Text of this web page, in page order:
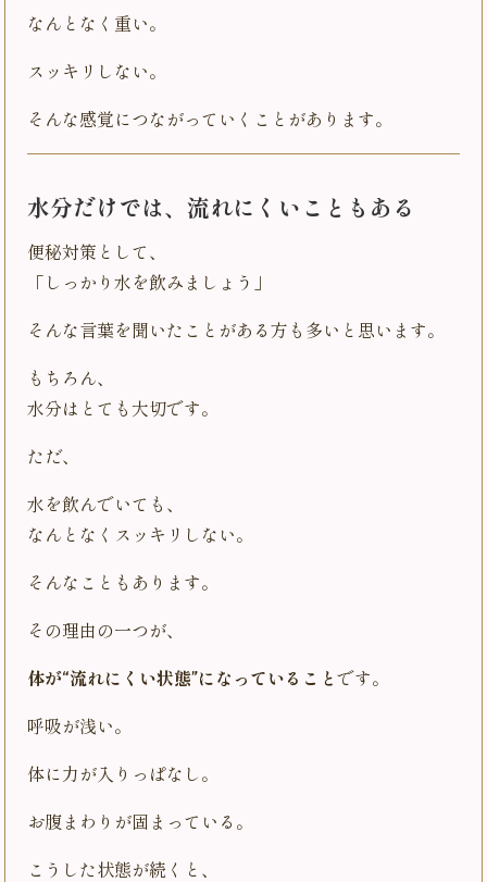
なんとなく重い。
スッキリしない。
そんな感覚につながっていくことがあります。
水分だけでは、流れにくいこともある
便秘対策として、
「しっかり水を飲みましょう」
そんな言葉を聞いたことがある方も多いと思います。
もちろん、
水分はとても大切です。
ただ、
水を飲んでいても、
なんとなくスッキリしない。
そんなこともあります。
その理由の一つが、
体が“流れにくい状態”になっていること です。
呼吸が浅い。
体に力が入りっぱなし。
お腹まわりが固まっている。
こうした状態が続くと、